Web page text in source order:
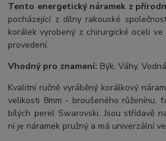
Tento energetický náramek z
pocházející z dílny rakouské
korálek vyrobený z chirurgické oceli
provedení.
Vhodný pro znamení: Býk, Váhy,
Kvalitní ručně vyráběný korálkový
velikosti 8mm - broušeného růženínu,
bílých perel Swarovski. Jsou střídavě
ní je náramek pružný a má univerzální